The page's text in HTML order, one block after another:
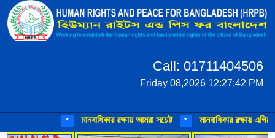
Call: 01711404506
Friday 08,2026 12:27:42 PM
মানবাধিকার রক্ষায় আমরা সচেষ্ট মানবাধিকার রক্ষায়